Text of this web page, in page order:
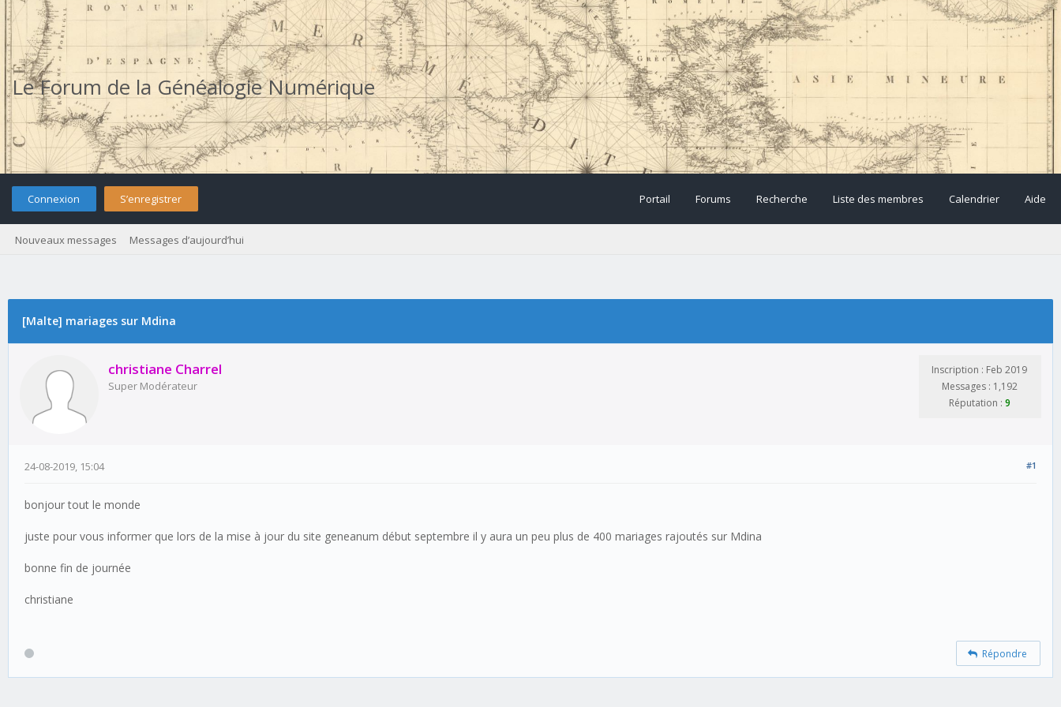
Le Forum de la Généalogie Numérique
Connexion S’enregistrer Portail Forums Recherche Liste des membres Calendrier Aide
Nouveaux messages Messages d’aujourd’hui
[Malte] mariages sur Mdina
christiane Charrel
Super Modérateur
Inscription : Feb 2019
Messages : 1,192
Réputation : 9
#1
24-08-2019, 15:04
bonjour tout le monde
juste pour vous informer que lors de la mise à jour du site geneanum début septembre il y aura un peu plus de 400 mariages rajoutés sur Mdina
bonne fin de journée
christiane
Répondre